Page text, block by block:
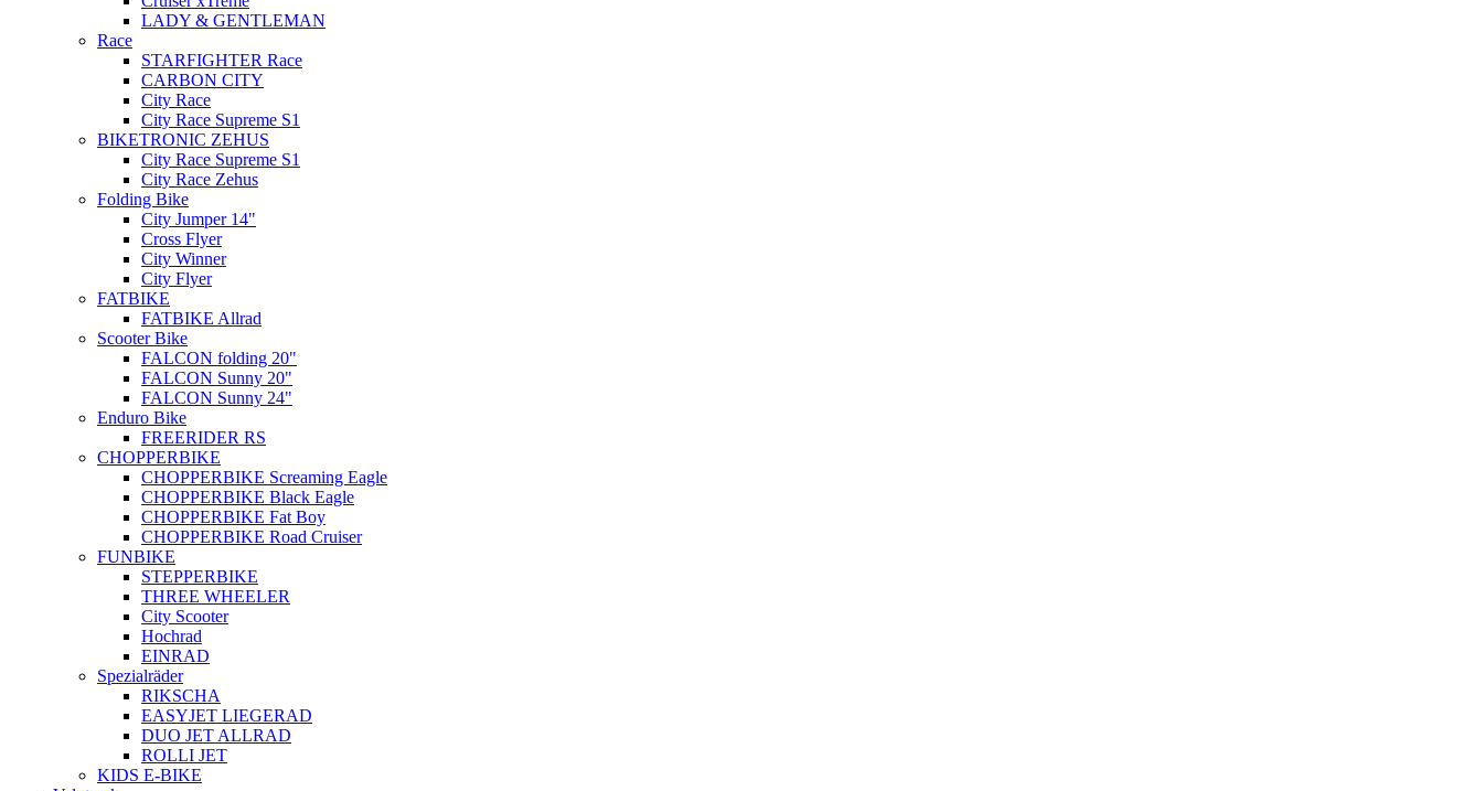
LADY & GENTLEMAN
Race
STARFIGHTER Race
CARBON CITY
City Race
City Race Supreme S1
BIKETRONIC ZEHUS
City Race Supreme S1
City Race Zehus
Folding Bike
City Jumper 14"
Cross Flyer
City Winner
City Flyer
FATBIKE
FATBIKE Allrad
Scooter Bike
FALCON folding 20"
FALCON Sunny 20"
FALCON Sunny 24"
Enduro Bike
FREERIDER RS
CHOPPERBIKE
CHOPPERBIKE Screaming Eagle
CHOPPERBIKE Black Eagle
CHOPPERBIKE Fat Boy
CHOPPERBIKE Road Cruiser
FUNBIKE
STEPPERBIKE
THREE WHEELER
City Scooter
Hochrad
EINRAD
Spezialräder
RIKSCHA
EASYJET LIEGERAD
DUO JET ALLRAD
ROLLI JET
KIDS E-BIKE